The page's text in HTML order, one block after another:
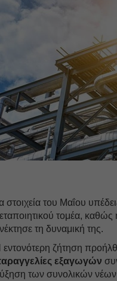
στοιχεία του Μαΐου
τομέα,
τη δυναμική της.
εντονότερη ζήτηση
εξαγωγών
των συνολικών νέων